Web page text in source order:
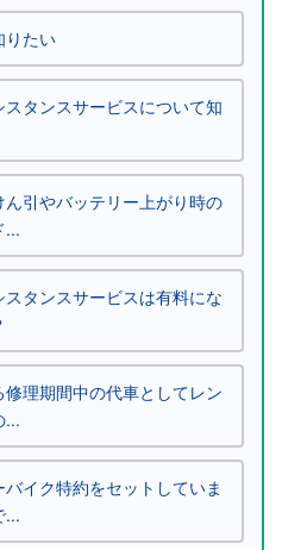
りたい
スタンスサービスについて知
ん引やバッテリー上がり時の
...
スタンスサービスは有料にな
修理期間中の代車としてレン
...
バイク特約をセットしていま
...